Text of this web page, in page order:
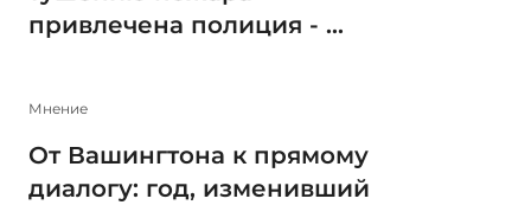
привлечена полиция - ...
Мнение
От Вашингтона к прямому
диалогу: год, изменивший